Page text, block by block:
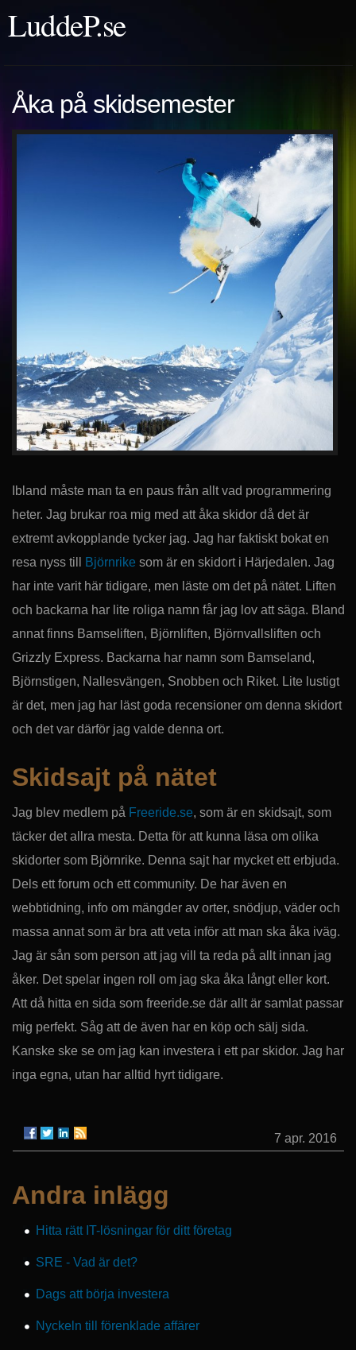
LuddeP.se
Åka på skidsemester
Ibland måste man ta en paus från allt vad programmering
heter. Jag brukar roa mig med att åka skidor då det är
extremt avkopplande tycker jag. Jag har faktiskt bokat en
resa nyss till
Björnrike som är en skidort i Härjedalen. Jag
har inte varit här tidigare, men läste om det på nätet. Liften
och backarna har lite roliga namn får jag lov att säga. Bland
annat finns Bamseliften, Björnliften, Björnvallsliften och
Grizzly Express. Backarna har namn som Bamseland,
Björnstigen, Nallesvängen, Snobben och Riket. Lite lustigt
är det, men jag har läst goda recensioner om denna skidort
och det var därför jag valde denna ort.
Skidsajt på nätet
Jag blev medlem på Freeride.se, som är en skidsajt, som
täcker det allra mesta. Detta för att kunna läsa om olika
skidorter som Björnrike. Denna sajt har mycket ett erbjuda.
Dels ett forum och ett community. De har även en
webbtidning, info om mängder av orter, snödjup, väder och
massa annat som är bra att veta inför att man ska åka iväg.
Jag är sån som person att jag vill ta reda på allt innan jag
åker. Det spelar ingen roll om jag ska åka långt eller kort.
Att då hitta en sida som freeride.se där allt är samlat passar
mig perfekt. Såg att de även har en köp och sälj sida.
Kanske ske se om jag kan investera i ett par skidor. Jag har
inga egna, utan har alltid hyrt tidigare.
7 apr. 2016
Andra inlägg
Hitta rätt IT-lösningar för ditt företag
SRE - Vad är det?
Dags att börja investera
Nyckeln till förenklade affärer